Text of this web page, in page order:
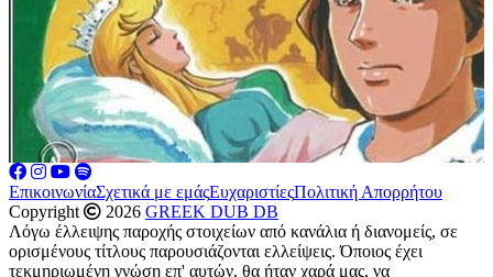
ΕπικοινωνίαΣχετικά με εμάςΕυχαριστίεςΠολιτική Απορρήτου
Copyright
2026 GREEK DUB DB
Λόγω έλλειψης παροχής στοιχείων από κανάλια ή διανομείς, σε
ορισμένους τίτλους παρουσιάζονται ελλείψεις. Όποιος έχει
τεκμηριωμένη γνώση επ' αυτών, θα ήταν χαρά μας, να